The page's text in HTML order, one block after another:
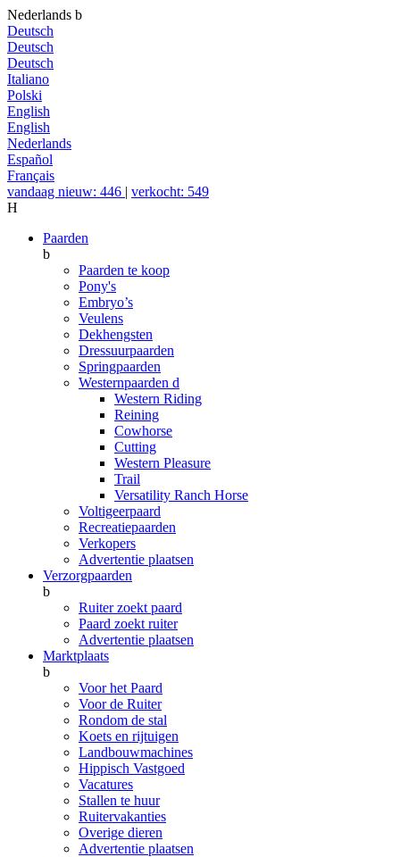
Nederlands b
Deutsch
Deutsch
Deutsch
Italiano
Polski
English
English
Nederlands
Español
Français
vandaag nieuw: 446 | verkocht: 549
H
Paarden
b
Paarden te koop
Pony's
Embryo’s
Veulens
Dekhengsten
Dressuurpaarden
Springpaarden
Westernpaarden d
Western Riding
Reining
Cowhorse
Cutting
Western Pleasure
Trail
Versatility Ranch Horse
Voltigeerpaard
Recreatiepaarden
Verkopers
Advertentie plaatsen
Verzorgpaarden
b
Ruiter zoekt paard
Paard zoekt ruiter
Advertentie plaatsen
Marktplaats
b
Voor het Paard
Voor de Ruiter
Rondom de stal
Koets en rijtuigen
Landbouwmachines
Hippisch Vastgoed
Vacatures
Stallen te huur
Ruitervakanties
Overige dieren
Advertentie plaatsen